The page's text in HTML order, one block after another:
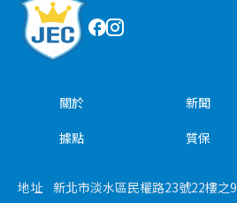
關於 新聞
據點
質保
地址 新北市淡水區民權路23號22樓之9